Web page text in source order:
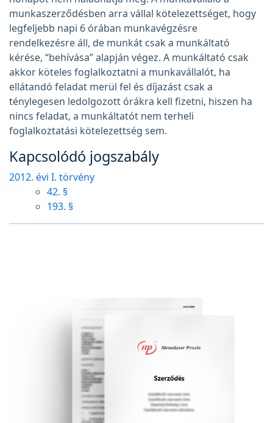
munkaszerződésben arra vállal kötelezettséget, hogy
legfeljebb napi 6 órában munkavégzésre
rendelkezésre áll, de munkát csak a munkáltató
kérése, “behívása” alapján végez. A munkáltató csak
akkor köteles foglalkoztatni a munkavállalót, ha
ellátandó feladat merül fel és díjazást csak a
ténylegesen ledolgozott órákra kell fizetni, hiszen ha
nincs feladat, a munkáltatót nem terheli
foglalkoztatási kötelezettség sem.
Kapcsolódó jogszabály
2012. évi I. törvény
42. §
193. §